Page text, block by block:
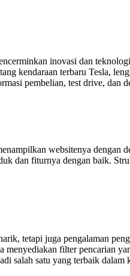
inovasi dan
kendaraan terbaru Tesla,
pembelian, test drive, dan
websitenya dengan
dan fiturnya dengan baik.
tetapi juga pengalaman
filter pencarian
salah satu yang terbaik dalam